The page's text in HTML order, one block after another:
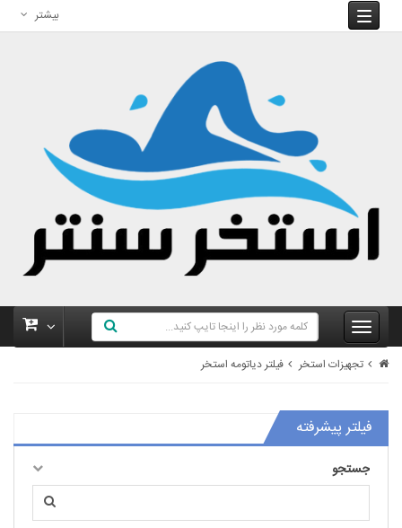
بیشتر
تجهیزات استخر فیلتر دیاتومه استخر
فیلتر پیشرفته
جستجو